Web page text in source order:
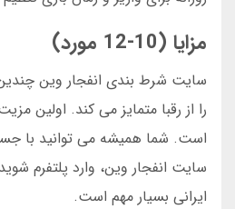
مزایا (10-12 مورد)
سایت شرط بندی انفجار وین
را از رقبا متمایز می کند. اولین
است. شما همیشه می توانید با
سایت انفجار وین، وارد پلتفرم
ایرانی بسیار مهم است.